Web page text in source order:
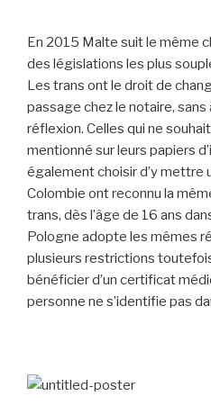
En 2015 Malte suit le même
des législations les plus
Les trans ont le droit de
passage chez le notaire,
réflexion. Celles qui ne
mentionné sur leurs papiers
également choisir d’y mettre
Colombie ont reconnu la
trans, dès l’âge de 16 ans
Pologne adopte les mêmes
plusieurs restrictions
bénéficier d’un certificat
personne ne s’identifie pas